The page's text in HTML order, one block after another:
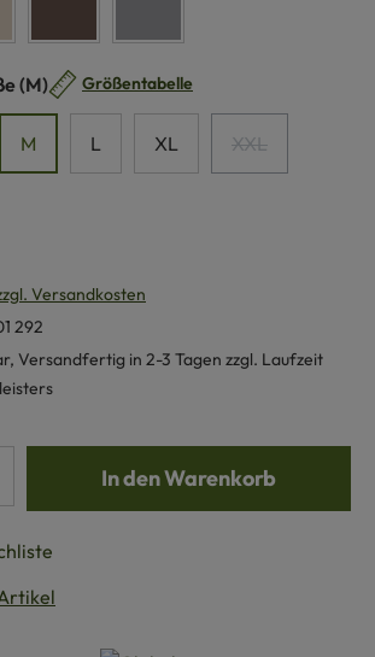
auswählen
(M) Größentabelle
M L XL XXL
(Diese Option
Versandkosten
292
Versandfertig in 2-3 Tagen zzgl. Laufzeit
Gib den gewünschten
In den Warenkorb